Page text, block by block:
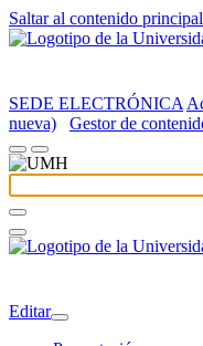
Saltar al contenido principal
SEDE ELECTRÓNICA
nueva)
Gestor de
Editar